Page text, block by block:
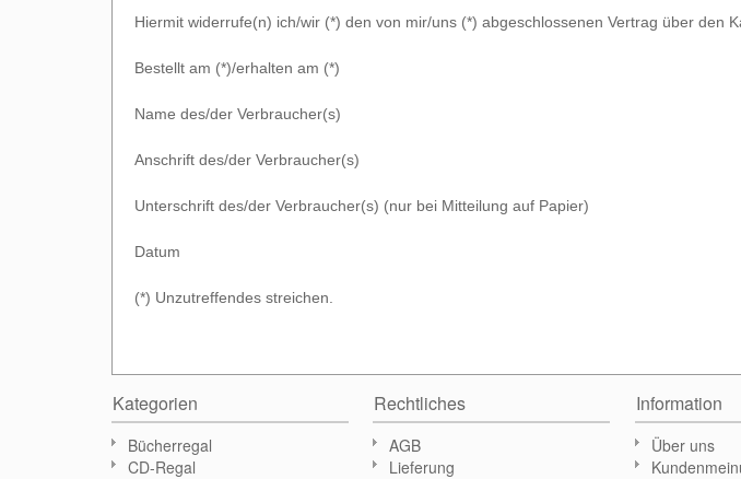
Hiermit widerrufe(n) ich/wir (*) den von mir/uns (*) abgeschlossenen Vertrag über den
Bestellt am (*)/erhalten am (*)
Name des/der Verbraucher(s)
Anschrift des/der Verbraucher(s)
Unterschrift des/der Verbraucher(s) (nur bei Mitteilung auf Papier)
Datum
(*) Unzutreffendes streichen.
Kategorien
Bücherregal
CD-Regal
Rechtliches
AGB
Lieferung
Information
Über uns